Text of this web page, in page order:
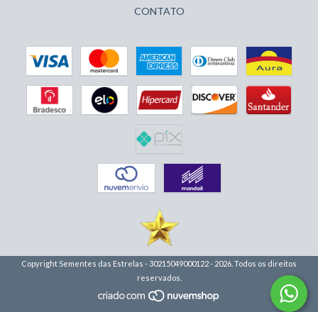
CONTATO
Copyright Sementes das Estrelas - 30215049000122 - 2026. Todos os direitos
reservados.